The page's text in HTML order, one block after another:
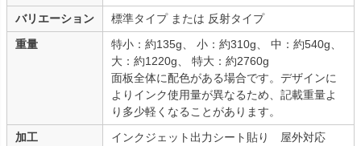
バリエーション
標準タイプ または 反射タイプ
重量
特小：約135g、 小：約310g、 中：約540g、
大：約1220g、 特大：約2760g
面板全体に配色がある場合です。デザインに
よりインク使用量が異なるため、記載重量よ
り多少軽くなることがあります。
加工
インクジェット出力シート貼り 屋外対応